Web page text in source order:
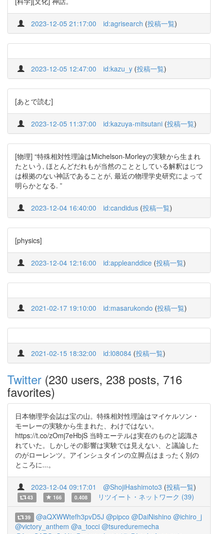
2023-12-05 21:17:00 id:agrisearch (投稿一覧)
2023-12-05 12:47:00 id:kazu_y (投稿一覧)
[あとで読む]
2023-12-05 11:37:00 id:kazuya-mitsutani (投稿一覧)
[物理] “特殊相対性理論はMichelson-Morleyの実験から生まれ
たという, ほとんどだれもが当然のこととしている解釈はじつ
は根拠のない神話であることが, 最近の物理学史研究によって
明らかとなる. ”
2023-12-04 16:40:00 id:candidus (投稿一覧)
[physics]
2023-12-04 12:16:00 id:appleanddice (投稿一覧)
2021-02-17 19:10:00 id:masarukondo (投稿一覧)
2021-02-15 18:32:00 id:l08084 (投稿一覧)
Twitter (230 users, 238 posts, 716
favorites)
日本物理学会誌は宝の山。特殊相対性理論はマイケルソン・
モーレーの実験から生まれた、わけではない。
https://t.co/zOmj7eHbjS 当時エーテルは実在のものと認識さ
れていた。しかしその影響は実験では見えない、と議論した
のがローレンツ。アインシュタインの立脚点はまったく別の
ところに...。
2023-12-04 09:17:01 @ShojiHashimoto3 (投稿一覧)
43 166 0.408 リツイート・ネットワーク (39)
39 @aQXWWtefh3pvD5J @pipco @DaiNishino @ichiro_j
@victory_anthem @a_tocci @tsureduremecha